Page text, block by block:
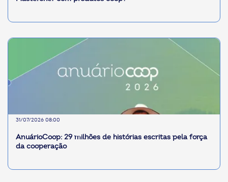
31/07/2026 08:00
AnuárioCoop: 29 milhões de histórias escritas pela força
da cooperação